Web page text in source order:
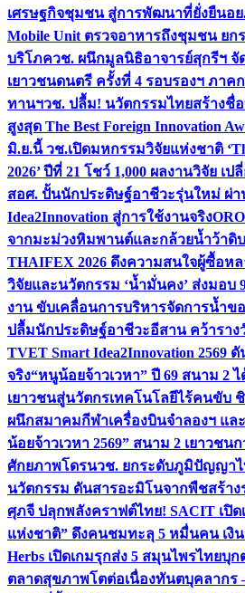
เศรษฐกิจชุมชน สู่การพัฒนาที่ยั่งยืนอ
Mobile Unit ตรวจอาหารถึงชุมชน ย
บริโภควช. ผนึกมูลนิธิอาจารย์สุกรีฯ จั
เยาวชนดนตรี ครั้งที่ 4 รอบรองฯ ภาค
ทานฯวช. ปลื้ม! นวัตกรรมไทยสร้างชื่
สูงสุด The Best Foreign Innovation
มิ.ย.นี้ วช.เปิดมหกรรมวิจัยแห่งชาติ
2026’ ปีที่ 21 โชว์ 1,000 ผลงานวิจัย เ
สอศ. ปั้นนักประดิษฐ์อาชีวะรุ่นใหม่ ผ่า
Idea2Innovation สู่การใช้งานจริง
จากมะม่วงหิมพานต์และกล้วยน้ำว้าดิ
THAIFEX 2026 ดึงความสนใจผู้ซื้อหล
วิจัยและนวัตกรรม ‘น้ำมั่นคง’ ส่งมอบ
งาน ขับเคลื่อนการบริหารจัดการน้ำ
ปลื้มนักประดิษฐ์อาชีวะอีสาน คว้าราง
TVET Smart Idea2Innovation 2569
จริง“หนูน้อยจ้าวเวหา” ปี 69 สนาม 2
เยาวชนสู่นวัตกรเทคโนโลยีไร้คนขับ
ผนึกสมาคมกีฬาเครื่องบินจำลองฯ แล
น้อยจ้าวเวหา 2569” สนาม 2 เยาวชน
ศักยภาพโดรนวช. ยกระดับภูมิปัญญาไ
นวัตกรรม ดันสารอะมิโนจากพืชสร้า
ศุภจี ปลุกพลังคราฟต์ไทย! SACIT เปิ
แห่งชาติ” ดึงคนชมทะลุ 5 หมื่นคน เงิน
Herbs เปิดเกมรุกส่ง 5 สมุนไพรไทยบุ
ตลาดสุขภาพโตต่อเนื่องทันตบุคลากร